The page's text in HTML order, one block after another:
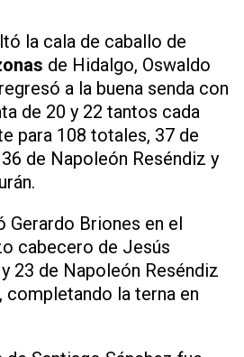
la cala de caballo de
de Hidalgo, Oswaldo
a la buena senda con
de 20 y 22 tantos cada
para 108 totales, 37 de
de Napoleón Reséndiz y
Gerardo Briones en el
cabecero de Jesús
23 de Napoleón Reséndiz
completando la terna en